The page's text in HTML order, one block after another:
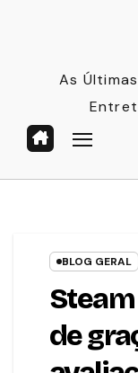
As
BLOG GERAL
de